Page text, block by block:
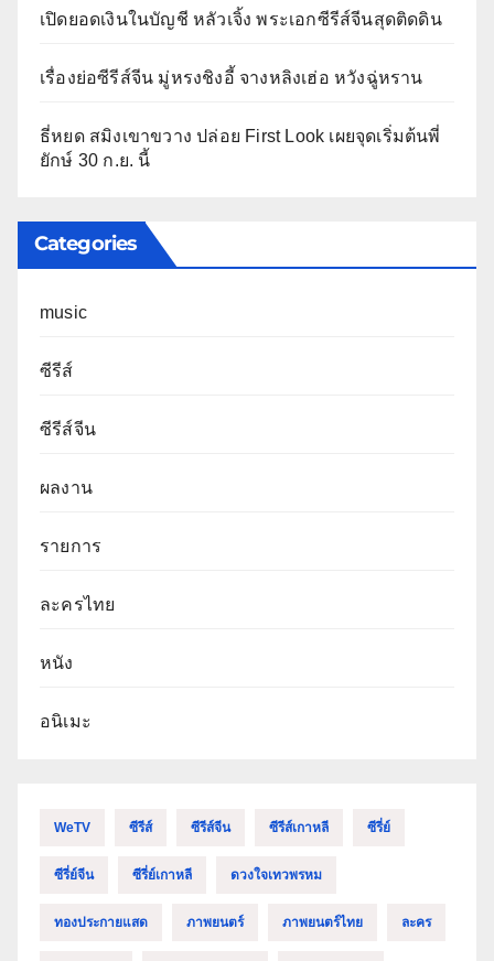
เปิดยอดเงินในบัญชี หลัวเจิ้ง พระเอกซีรีส์จีนสุดติดดิน
เรื่องย่อซีรีส์จีน มู่หรงชิงอี้ จางหลิงเฮ่อ หวังฉู่หราน
ธี่หยด สมิงเขาขวาง ปล่อย First Look เผยจุดเริ่มต้นพี่
ยักษ์ 30 ก.ย. นี้
Categories
music
ซีรีส์
ซีรีส์จีน
ผลงาน
รายการ
ละครไทย
หนัง
อนิเมะ
WeTV ซีรีส์ ซีรีส์จีน ซีรีส์เกาหลี ซีรี่ย์
ซีรี่ย์จีน ซีรี่ย์เกาหลี ดวงใจเทวพรหม
ทองประกายแสด ภาพยนตร์ ภาพยนตร์ไทย ละคร